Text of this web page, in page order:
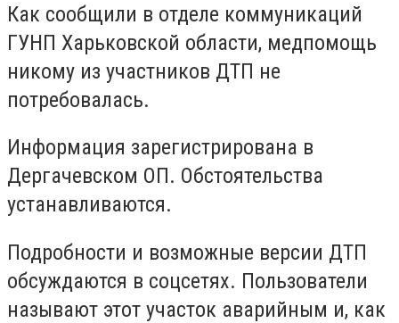
Как сообщили в отделе коммуникаций
ГУНП Харьковской области, медпомощь
никому из участников ДТП не
потребовалась.
Информация зарегистрирована в
Дергачевском ОП. Обстоятельства
устанавливаются.
Подробности и возможные версии ДТП
обсуждаются в соцсетях. Пользователи
называют этот участок аварийным и, как